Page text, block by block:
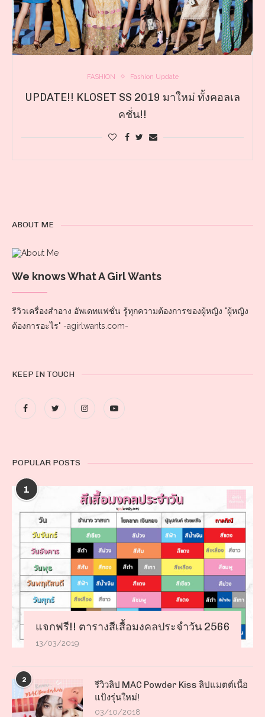
FASHION Fashion Update
UPDATE!! KLOSET SS 2019 มาใหม่ ทั้งคอลเล
คชั่น!!
ABOUT ME
We knows What A Girl Wants
รีวิวเครื่องสำอาง อัพเดทแฟชั่น รู้ทุกความต้องการของผู้หญิง "ผู้หญิง
ต้องการอะไร" -agirlwants.com-
KEEP IN TOUCH
POPULAR POSTS
1
แจกฟรี!! ตารางสีเสื้อมงคลประจำวัน 2566
13/03/2019
2
รีวิวลิป MAC Powder Kiss ลิปแมตต์เนื้อ
แป้งรุ่นใหม่!
03/10/2018